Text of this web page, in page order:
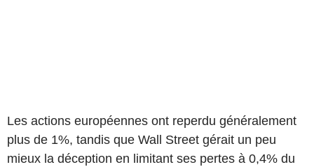
Les actions européennes ont reperdu généralement
plus de 1%, tandis que Wall Street gérait un peu
mieux la déception en limitant ses pertes à 0,4% du